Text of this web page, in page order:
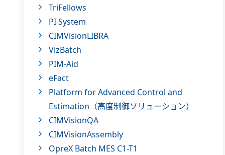
TriFellows
PI System
CIMVisionLIBRA
VizBatch
PIM-Aid
eFact
Platform for Advanced Control and
Estimation（高度制御ソリューション）
CIMVisionQA
CIMVisionAssembly
OpreX Batch MES C1-T1